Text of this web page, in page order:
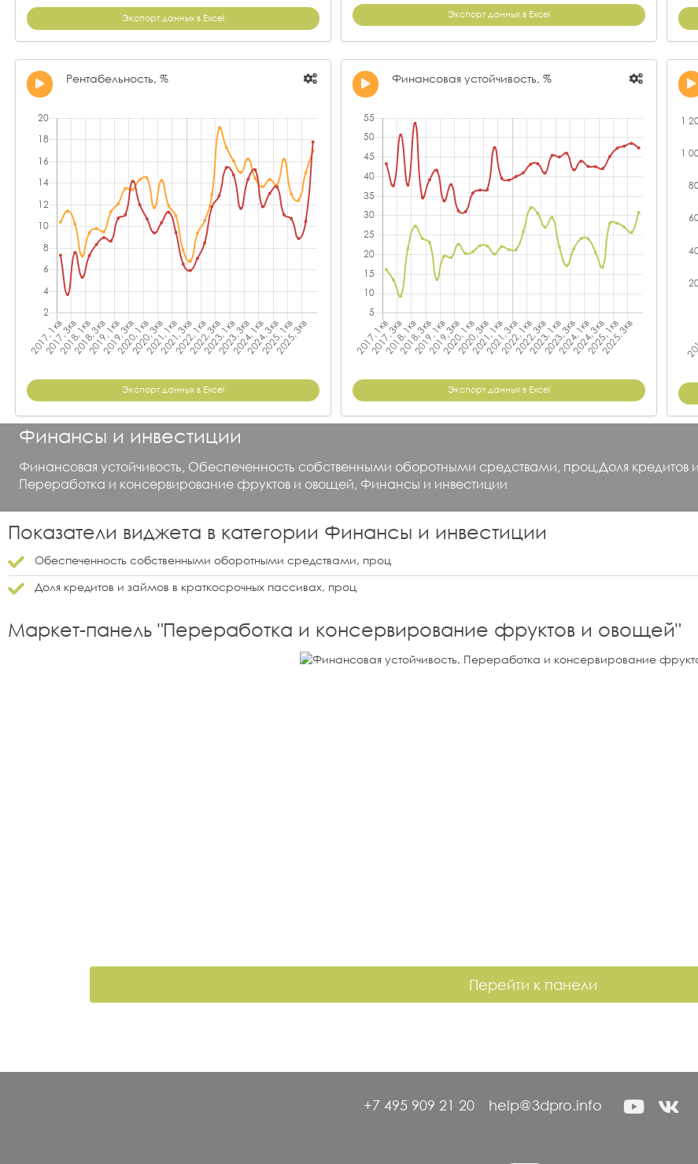
Экспорт данных в Excel Экспорт данных в Excel
Рентабельность, %
Экспорт данных в Excel
Финансовая устойчивость, %
Экспорт данных в Excel
Финансы и инвестиции
Финансовая устойчивость, Обеспеченность собственными оборотными средствами, проц,Доля кредитов
Переработка и консервирование фруктов и овощей, Финансы и инвестиции
Показатели виджета в категории Финансы и инвестиции
Обеспеченность собственными оборотными средствами, проц
Доля кредитов и займов в краткосрочных пассивах, проц
Маркет-панель "Переработка и консервирование фруктов и овощей"
Перейти к панели
+7 495 909 21 20 help@3dpro.info